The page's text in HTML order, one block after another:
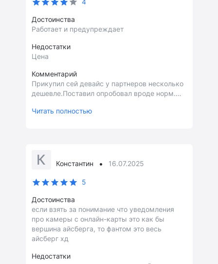
4
Достоинства
Работает и предупреждает
Недостатки
Цена
Комментарий
Прикупил сей девайс у партнеров несколько
дешевле.Поставил опробовал вроде норм.
штрафа.Работает и в фейс и в спину.Могли бы
Читать полностью
К Константин • 16.07.2025
5
Достоинства
если взять за понимание что уведомления
про камеры с онлайн-карты это как бы
вершина айсберга, то фантом это весь
айсберг хд
Недостатки